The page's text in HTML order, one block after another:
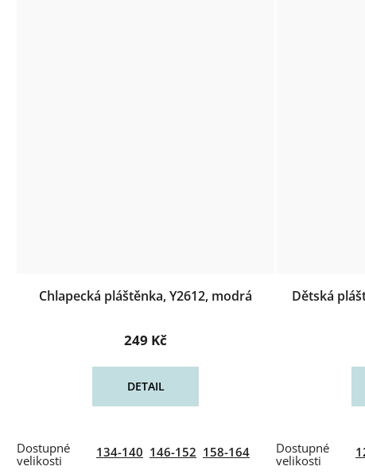
Chlapecká pláštěnka, Y2612, modrá
249 Kč
DETAIL
134-140 146-152 158-164
Dětská